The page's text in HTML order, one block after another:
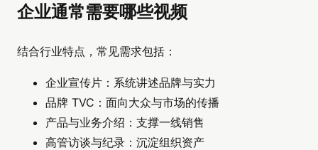
企业通常需要哪些视频
结合行业特点，常见需求包括：
企业宣传片：系统讲述品牌与实力
品牌 TVC：面向大众与市场的传播
产品与业务介绍：支撑一线销售
高管访谈与纪录：沉淀组织资产